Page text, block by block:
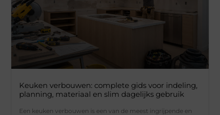
Keuken verbouwen: complete gids voor indeling,
planning, materiaal en slim dagelijks gebruik
Een keuken verbouwen is een van de meest ingrijpende en